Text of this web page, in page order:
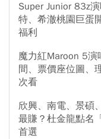
Super Junior 83z
特、希澈桃園巨蛋
福利
魔力紅Maroon 5
間、票價座位圖、
次看
欣興、南電、景碩
最賺？杜金龍點名
首選